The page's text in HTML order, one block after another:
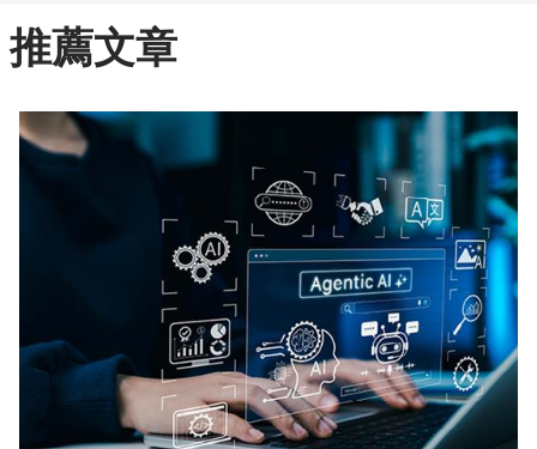
推薦文章